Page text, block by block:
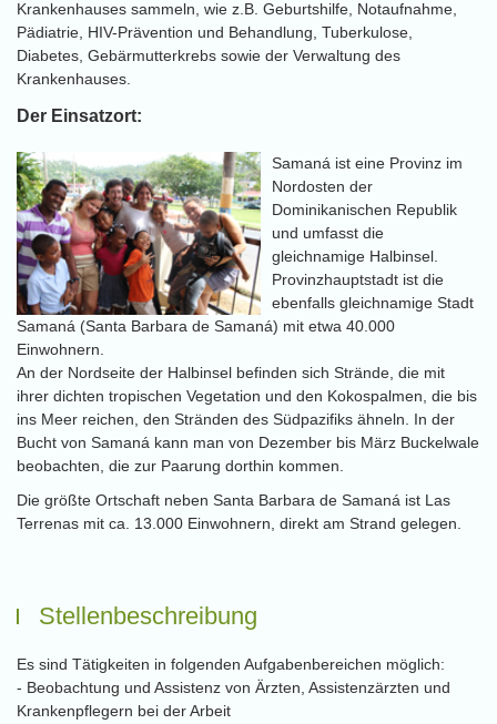
Krankenhauses sammeln, wie z.B. Geburtshilfe, Notaufnahme,
Pädiatrie, HIV-Prävention und Behandlung, Tuberkulose,
Diabetes, Gebärmutterkrebs sowie der Verwaltung des
Krankenhauses.
Der Einsatzort:
Samaná ist eine Provinz im
Nordosten der
Dominikanischen Republik
und umfasst die
gleichnamige Halbinsel.
Provinzhauptstadt ist die
ebenfalls gleichnamige Stadt
Samaná (Santa Barbara de Samaná) mit etwa 40.000
Einwohnern.
An der Nordseite der Halbinsel befinden sich Strände, die mit
ihrer dichten tropischen Vegetation und den Kokospalmen, die bis
ins Meer reichen, den Stränden des Südpazifiks ähneln. In der
Bucht von Samaná kann man von Dezember bis März Buckelwale
beobachten, die zur Paarung dorthin kommen.
Die größte Ortschaft neben Santa Barbara de Samaná ist Las
Terrenas mit ca. 13.000 Einwohnern, direkt am Strand gelegen.
Stellenbeschreibung
Es sind Tätigkeiten in folgenden Aufgabenbereichen möglich:
- Beobachtung und Assistenz von Ärzten, Assistenzärzten und
Krankenpflegern bei der Arbeit